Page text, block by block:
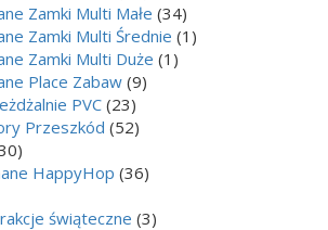
Zamki Multi Małe (34)
Zamki Multi Średnie (1)
Zamki Multi Duże (1)
Place Zabaw (9)
PVC (23)
Przeszkód (52)
HappyHop (36)
świąteczne (3)